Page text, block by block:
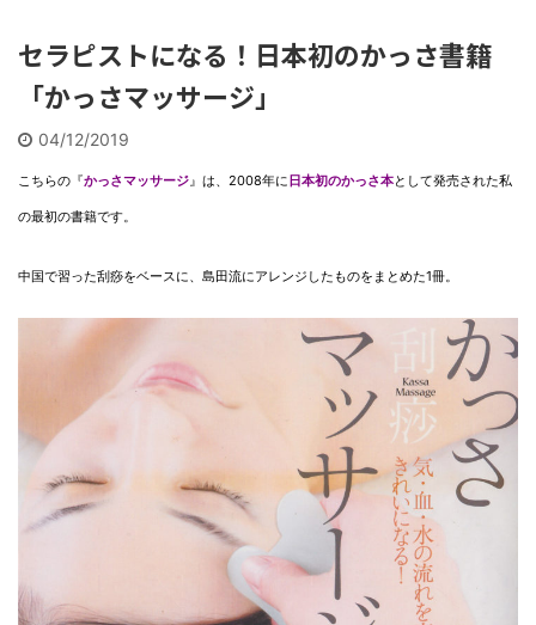
セラピストになる！日本初のかっさ書籍
「かっさマッサージ」
04/12/2019
こちらの『かっさマッサージ』は、2008年に 日本初のかっさ本として発売された私
の最初の書籍です。
中国で習った刮痧をベースに、島田流にアレンジしたものをまとめた1冊。